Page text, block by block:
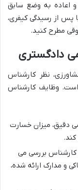
اعاده به وضع سابق
پس از رسیدگی کیفری،
مطرح کنید.
دادگستری
نظر کارشناس
است. وظایف کارشناس
دقیق، میزان خسارت
کند.
کارشناس بررسی می
و مدارک ارائه شده،